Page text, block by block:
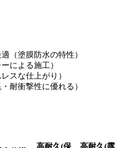
（塗膜防水の特性）
による施工）
スな仕上がり）
耐衝撃性に優れる）